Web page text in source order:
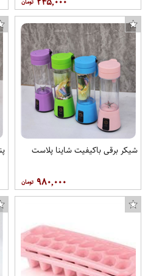
شیکر برقی باکیفیت شاینا پلاست
۹۸۰,۰۰۰